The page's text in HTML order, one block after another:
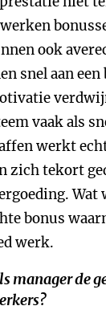
ook
snel aan
vaak als
werkt
zich tekort
Wat
bonus
werk.
manager de